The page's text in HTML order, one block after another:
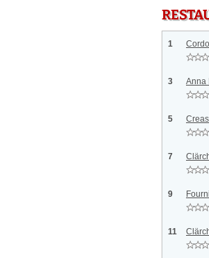
1
3 Anna
5
7
9
11